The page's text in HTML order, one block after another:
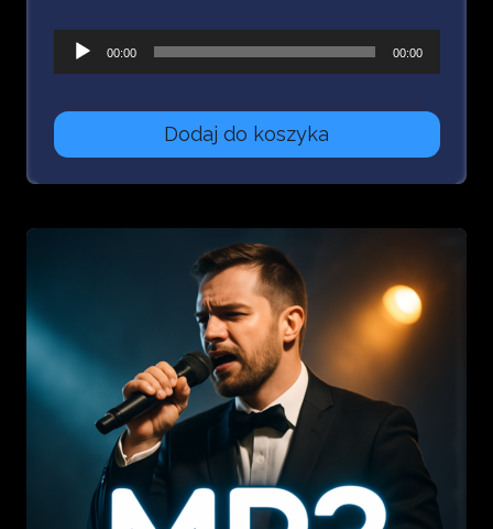
Odtwarzacz
plików
dźwiękowych
00:00 00:00
Dodaj do koszyka